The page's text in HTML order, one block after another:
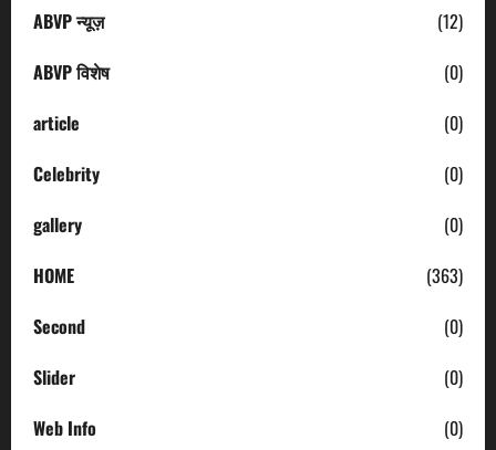
ABVP न्यूज़
(12)
ABVP विशेष
(0)
article
(0)
Celebrity
(0)
gallery
(0)
HOME
(363)
Second
(0)
Slider
(0)
Web Info
(0)